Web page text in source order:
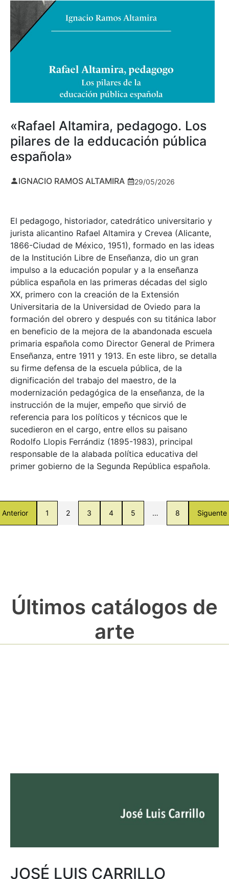
«Rafael Altamira, pedagogo. Los
pilares de la edducación pública
española»
IGNACIO RAMOS ALTAMIRA 29/05/2026
El pedagogo, historiador, catedrático universitario y
jurista alicantino Rafael Altamira y Crevea (Alicante,
1866-Ciudad de México, 1951), formado en las ideas
de la Institución Libre de Enseñanza, dio un gran
impulso a la educación popular y a la enseñanza
pública española en las primeras décadas del siglo
XX, primero con la creación de la Extensión
Universitaria de la Universidad de Oviedo para la
formación del obrero y después con su titánica labor
en beneficio de la mejora de la abandonada escuela
primaria española como Director General de Primera
Enseñanza, entre 1911 y 1913. En este libro, se detalla
su firme defensa de la escuela pública, de la
dignificación del trabajo del maestro, de la
modernización pedagógica de la enseñanza, de la
instrucción de la mujer, empeño que sirvió de
referencia para los políticos y técnicos que le
sucedieron en el cargo, entre ellos su paisano
Rodolfo Llopis Ferrándiz (1895-1983), principal
responsable de la alabada política educativa del
primer gobierno de la Segunda República española.
Anterior 1 2 3 4 5 … 8 Siguente
Últimos catálogos de
arte
JOSÉ LUIS CARRILLO